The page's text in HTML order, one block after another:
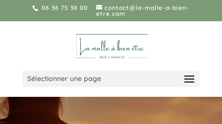
06 36 75 38 00
contact@la-malle-a-bien-
etre.com
Sélectionner une page